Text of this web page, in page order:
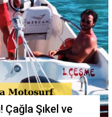
Şıkel ve